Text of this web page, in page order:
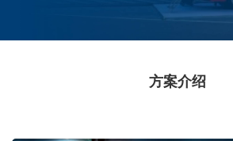
方案介绍